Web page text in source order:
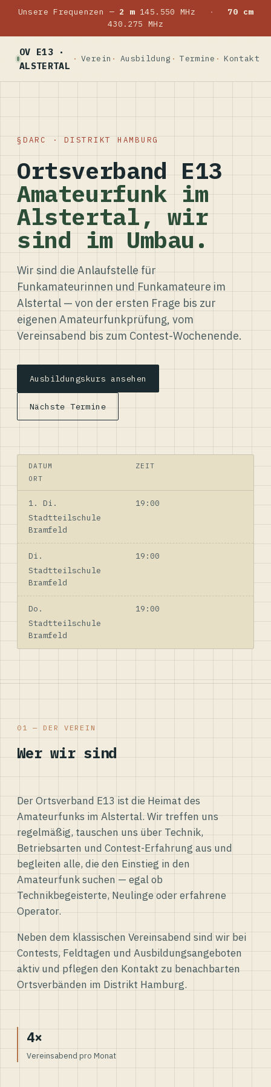
Unsere Frequenzen — 2 m145.550 MHz ·
70 cm
430.275 MHz
OV E13 ·
ALSTERTAL
Verein Ausbildung Termine Kontakt
DARC · DISTRIKT HAMBURG
Ortsverband E13
Amateurfunk im
Alstertal, wir
sind im Umbau.
Wir sind die Anlaufstelle für
Funkamateurinnen und Funkamateure im
Alstertal — von der ersten Frage bis zur
eigenen Amateurfunkprüfung, vom
Vereinsabend bis zum Contest-Wochenende.
Ausbildungskurs ansehen
Nächste Termine
DATUM
ZEIT
ORT
1. Di.
19:00
Stadtteilschule
Bramfeld
Di.
19:00
Stadtteilschule
Bramfeld
Do.
19:00
Stadtteilschule
Bramfeld
01 — DER VEREIN
Wer wir sind
Der Ortsverband E13 ist die Heimat des
Amateurfunks im Alstertal. Wir treffen uns
regelmäßig, tauschen uns über Technik,
Betriebsarten und Contest-Erfahrung aus und
begleiten alle, die den Einstieg in den
Amateurfunk suchen — egal ob
Technikbegeisterte, Neulinge oder erfahrene
Operator.
Neben dem klassischen Vereinsabend sind wir bei
Contests, Feldtagen und Ausbildungsangeboten
aktiv und pflegen den Kontakt zu benachbarten
Ortsverbänden im Distrikt Hamburg.
4×
Vereinsabend pro Monat